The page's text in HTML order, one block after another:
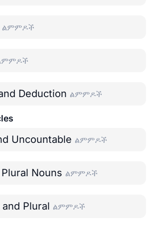
ልምምዶች
Deduction ልምምዶች
Uncountable ልምምዶች
Nouns ልምምዶች
Plural ልምምዶች